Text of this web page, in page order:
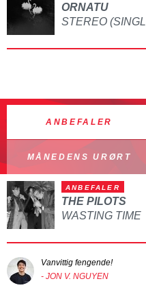
ORNATU
ANBEFALER
MÅNEDENS URØRT
ANBEFALER
THE PILOTS
WASTING TIME
Vanvittig fengende!
- JON V. NGUYEN